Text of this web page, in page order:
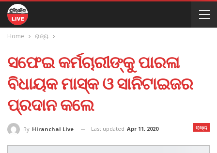
Home ରାଜ୍ୟ
ସଫେଇ କର୍ମଚାରୀଙ୍କୁ ପାରଳା
ବିଧାୟକ ମାସ୍କ ଓ ସାନିଟାଇଜର
ପ୍ରଦାନ କଲେ
ରାଜ୍ୟ
By Hiranchal Live Last updated Apr 11, 2020